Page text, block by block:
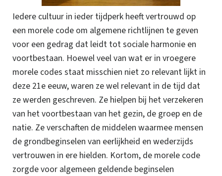
Iedere cultuur in ieder tijdperk heeft vertrouwd op
een morele code om algemene richtlijnen te geven
voor een gedrag dat leidt tot sociale harmonie en
voortbestaan. Hoewel veel van wat er in vroegere
morele codes staat misschien niet zo relevant lijkt in
deze 21e eeuw, waren ze wel relevant in de tijd dat
ze werden geschreven. Ze hielpen bij het verzekeren
van het voortbestaan van het gezin, de groep en de
natie. Ze verschaften de middelen waarmee mensen
de grondbeginselen van eerlijkheid en wederzijds
vertrouwen in ere hielden. Kortom, de morele code
zorgde voor algemeen geldende beginselen